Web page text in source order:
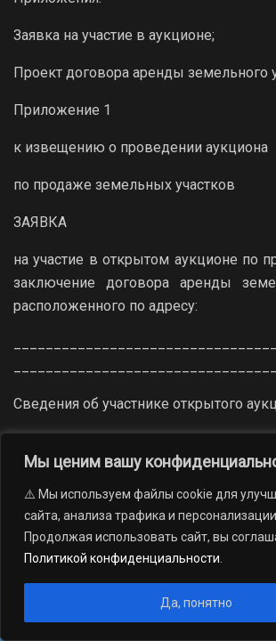
Мы ценим вашу
⚠️ Мы используем файлы cookie для
сайта, анализа трафика и персонализации
Продолжая использовать сайт, вы
Политикой конфиденциальности
Да, понятно
Заявка на участие в аукционе;
Проект договора аренды земельного
Приложение 1
к извещению о проведении аукциона
по продаже земельных участков
ЗАЯВКА
на участие в открытом аукционе по
заключение договора аренды
расположенного по адресу:
Сведения об участнике открытого
1.2.
5.Ответственность Сторон
обязательств по Договору,